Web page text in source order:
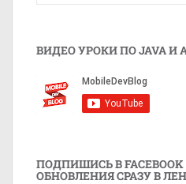
ВИДЕО УРОКИ ПО JAVA И
ПОДПИШИСЬ В
ОБНОВЛЕНИЯ СРАЗУ В